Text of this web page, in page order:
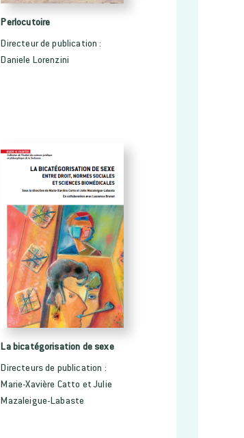
Perlocutoire
Directeur de publication :
Daniele Lorenzini
La bicatégorisation de sexe
Directeurs de publication :
Marie-Xavière Catto et Julie
Mazaleigue-Labaste